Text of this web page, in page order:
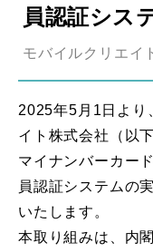
員認証シス
モバイルクリエイ
2025年5月1日より
イト株式会社（以
マイナンバーカー
員認証システムの
いたします。
本取り組みは、内